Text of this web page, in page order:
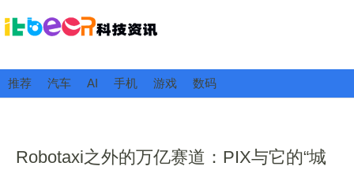
推荐 汽车 AI 手机 游戏 数码
Robotaxi之外的万亿赛道：PIX与它的“城